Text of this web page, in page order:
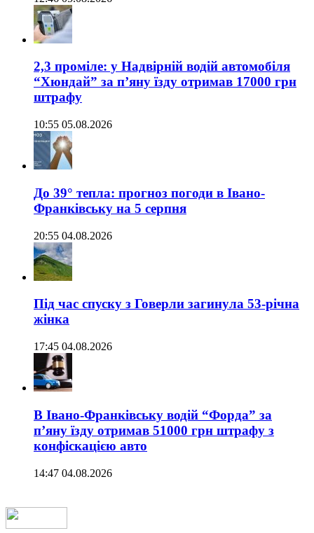
2,3 проміле: у Надвірній водій автомобіля
“Хюндай” за п’яну їзду отримав 17000 грн
штрафу
10:55 05.08.2026
До 39° тепла: прогноз погоди в Івано-
Франківську на 5 серпня
20:55 04.08.2026
Під час спуску з Говерли загинула 53-річна
жінка
17:45 04.08.2026
В Івано-Франківську водій “Форда” за
п’яну їзду отримав 51000 грн штрафу з
конфіскацією авто
14:47 04.08.2026